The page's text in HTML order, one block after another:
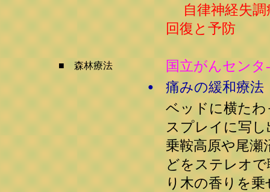
自律神経失調
回復と予防
■ 森林療法 国立がんセン
●
痛みの緩和療法
ベッドに横た
スプレイに写
乗鞍高原や尾
どをステレオ
り木の香りを